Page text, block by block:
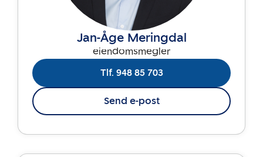
Jan-Åge Meringdal
eiendomsmegler
Tlf. 948 85 703
Send e-post